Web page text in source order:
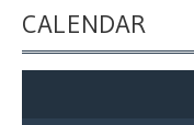
CALENDAR